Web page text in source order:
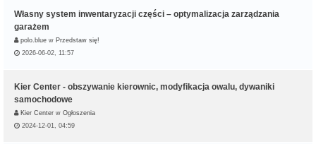
Własny system inwentaryzacji części – optymalizacja zarządzania
garażem
polo.blue w Przedstaw się!
2026-06-02, 11:57
Kier Center - obszywanie kierownic, modyfikacja owalu, dywaniki
samochodowe
Kier Center w Ogłoszenia
2024-12-01, 04:59